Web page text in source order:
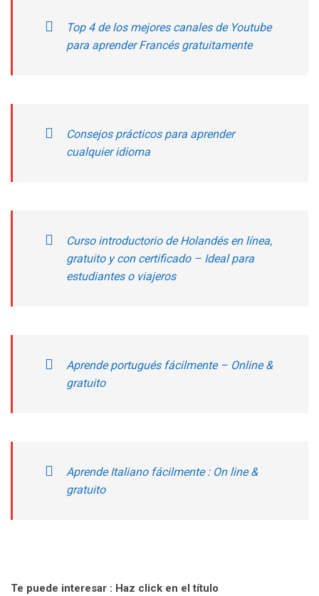
Top 4 de los mejores canales de Youtube
para aprender Francés gratuitamente
Consejos prácticos para aprender
cualquier idioma
Curso introductorio de Holandés en línea,
gratuito y con certificado – Ideal para
estudiantes o viajeros
Aprende portugués fácilmente – Online &
gratuito
Aprende Italiano fácilmente : On line &
gratuito
Te puede interesar : Haz click en el título